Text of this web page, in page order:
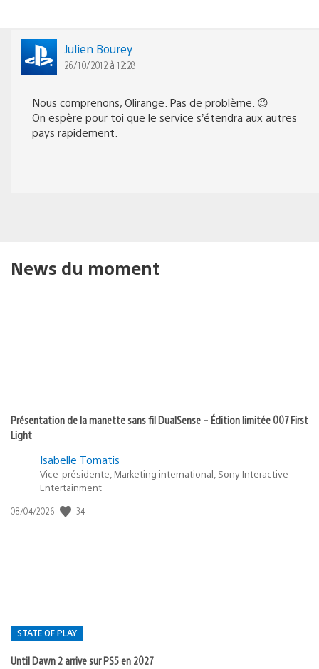
Julien Bourey
26/10/2012 à 12:28
Nous comprenons, Olirange. Pas de problème. 😉
On espère pour toi que le service s’étendra aux autres
pays rapidement.
News du moment
Présentation de la manette sans fil DualSense – Édition limitée 007 First
Light
Isabelle Tomatis
Vice-présidente, Marketing international, Sony Interactive
Entertainment
Date
08/04/2026 34
STATE OF PLAY
Until Dawn 2 arrive sur PS5 en 2027